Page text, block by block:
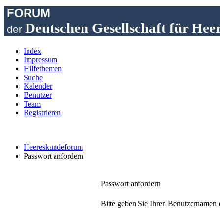
FORUM
der Deutschen Gesellschaft für
Index
Impressum
Hilfethemen
Suche
Kalender
Benutzer
Team
Registrieren
Heereskundeforum
Passwort anfordern
Passwort anfordern
Bitte geben Sie Ihren Benutzernamen